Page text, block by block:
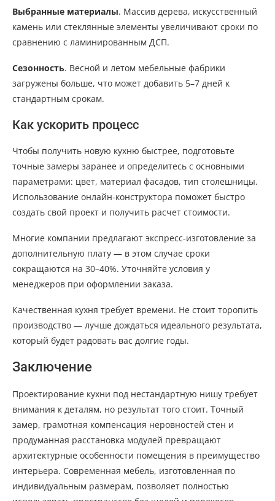
Выбранные материалы. Массив дерева, искусственный
камень или стеклянные элементы увеличивают сроки по
сравнению с ламинированным ДСП.
Сезонность. Весной и летом мебельные фабрики
загружены больше, что может добавить 5–7 дней к
стандартным срокам.
Как ускорить процесс
Чтобы получить новую кухню быстрее, подготовьте
точные замеры заранее и определитесь с основными
параметрами: цвет, материал фасадов, тип столешницы.
Использование онлайн-конструктора поможет быстро
создать свой проект и получить расчет стоимости.
Многие компании предлагают экспресс-изготовление за
дополнительную плату — в этом случае сроки
сокращаются на 30–40%. Уточняйте условия у
менеджеров при оформлении заказа.
Качественная кухня требует времени. Не стоит торопить
производство — лучше дождаться идеального результата,
который будет радовать вас долгие годы.
Заключение
Проектирование кухни под нестандартную нишу требует
внимания к деталям, но результат того стоит. Точный
замер, грамотная компенсация неровностей стен и
продуманная расстановка модулей превращают
архитектурные особенности помещения в преимущество
интерьера. Современная мебель, изготовленная по
индивидуальным размерам, позволяет полностью